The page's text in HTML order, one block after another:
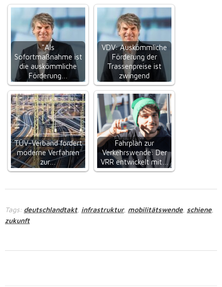
"Als
Sofortmaßnahme ist
die auskömmliche
Förderung…
VDV: Auskömmliche
Förderung der
Trassenpreise ist
zwingend
TÜV-Verband fordert
moderne Verfahren
zur…
Fahrplan zur
Verkehrswende: Der
VRR entwickelt mit…
Tags: deutschlandtakt, infrastruktur, mobilitätswende, schiene,
zukunft